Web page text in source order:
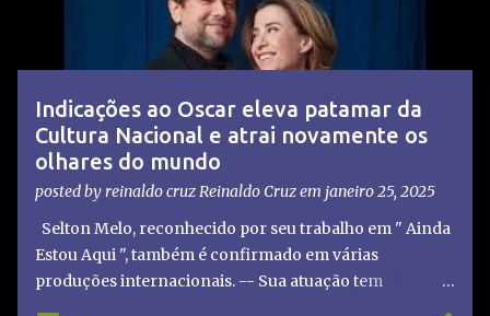
Indicações ao Oscar eleva patamar da
Cultura Nacional e atrai novamente os
olhares do mundo
posted by reinaldo cruz Reinaldo Cruzem janeiro 25, 2025
Selton Melo, reconhecido por seu trabalho em " Ainda
Estou Aqui ", também é confirmado em várias
produções internacionais. -- Sua atuação tem